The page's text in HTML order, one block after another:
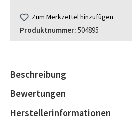
Zum Merkzettel hinzufügen
Produktnummer: 504895
Beschreibung
Bewertungen
Herstellerinformationen